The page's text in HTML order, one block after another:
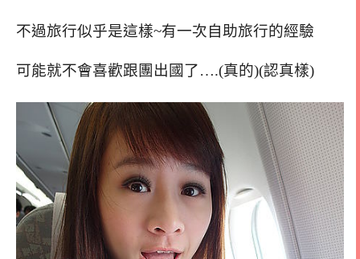
不過旅行似乎是這樣~有一次自助旅行的經驗
可能就不會喜歡跟團出國了….(真的)(認真樣)